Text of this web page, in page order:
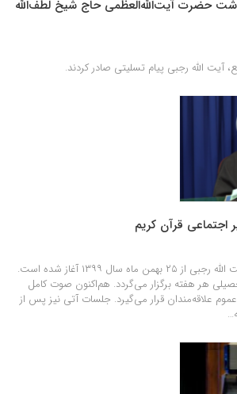
حضرت آیت‌الله‌العظمی حاج شیخ لطف‌الله
الله رجبی پیام تسلیتی صادر کردند.
قرآن کریم
جلسات تفسیر اجتماعی آیت الله رجبی از ۲۵ بهمن ماه سال ۱۳۹۹ آغاز شده است.
هر هفته برگزار می‌گردد. هم‌اکنون صوت کامل
علاقه‌مندان قرار می‌گیرد. جلسات آتی نیز پس از